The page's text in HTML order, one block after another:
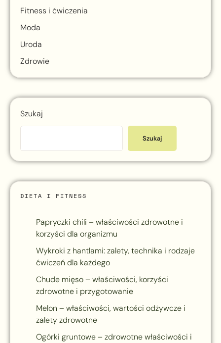
Fitness i ćwiczenia
Moda
Uroda
Zdrowie
Szukaj
Szukaj
DIETA I FITNESS
Papryczki chili – właściwości zdrowotne i
korzyści dla organizmu
Wykroki z hantlami: zalety, technika i rodzaje
ćwiczeń dla każdego
Chude mięso – właściwości, korzyści
zdrowotne i przygotowanie
Melon – właściwości, wartości odżywcze i
zalety zdrowotne
Ogórki gruntowe – zdrowotne właściwości i